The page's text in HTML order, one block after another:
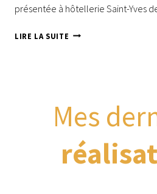
présentée à hôtellerie Saint-Yves
LIRE LA SUITE L’ATELIER
Mes